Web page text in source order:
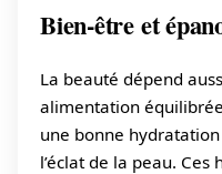
Bien-être et
La beauté dépend
alimentation
une bonne
l’éclat de la peau.